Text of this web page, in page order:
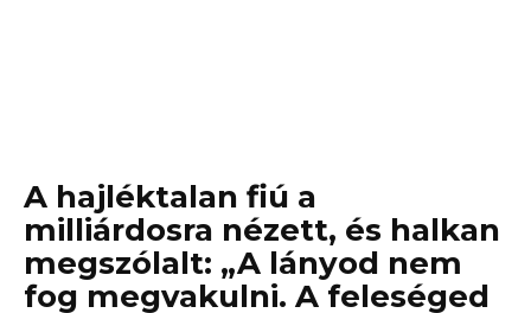
A hajléktalan fiú a
milliárdosra nézett, és halkan
megszólalt: „A lányod nem
fog megvakulni. A feleséged